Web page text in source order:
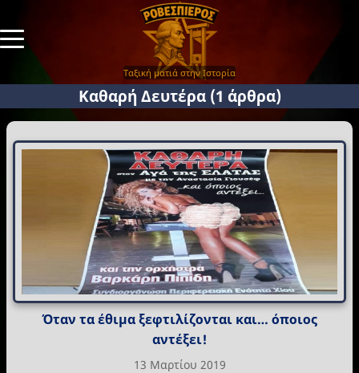
Ταξική ματιά στην Ιστορία
Καθαρή Δευτέρα (1 άρθρα)
Όταν τα έθιμα ξεφτιλίζονται και… όποιος
αντέξει!
13 Μαρτίου 2019